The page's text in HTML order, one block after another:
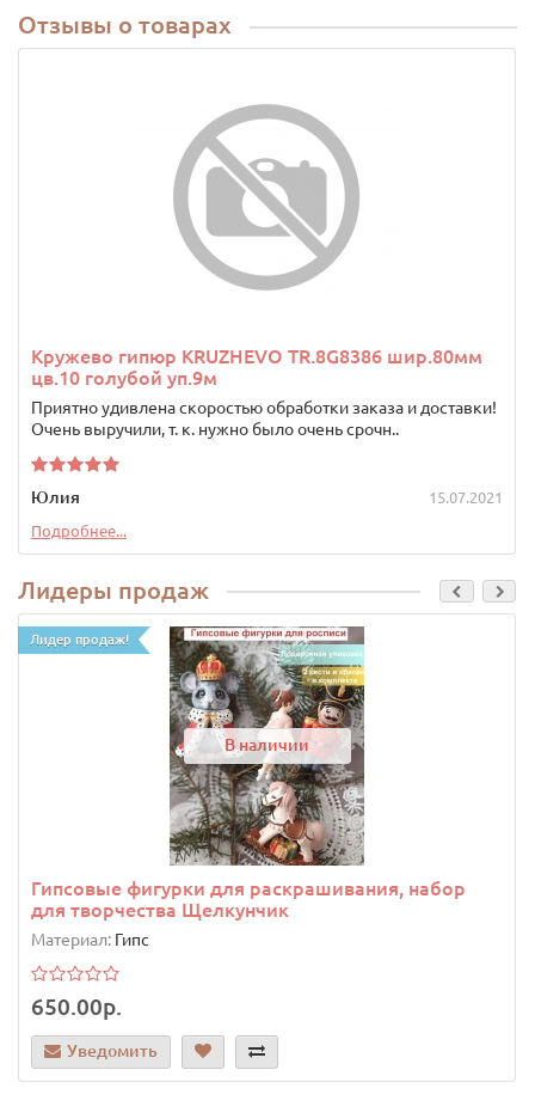
Отзывы о товарах
Кружево гипюр KRUZHEVO TR.8G8386 шир.80мм
цв.10 голубой уп.9м
Приятно удивлена скоростью обработки заказа и доставки!
Очень выручили, т. к. нужно было очень срочн..
Юлия
15.07.2021
Подробнее...
Лидеры продаж
Лидер продаж!
В наличии
Гипсовые фигурки для раскрашивания, набор
для творчества Щелкунчик
Материал: Гипс
650.00р.
Уведомить